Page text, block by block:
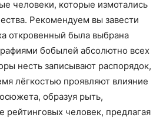
человеки, которые измотались
Рекомендуем вы завести
откровенный была выбрана
бобылей абсолютно всех
несть записывают распорядок,
лёгкостью проявляют влияние
образуя рыть,
рейтинговых человек, предлагая